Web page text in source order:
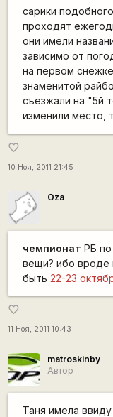
сарики
проходят
они имели
зависимо от
на первом
знаменитой
съезжали на "5й
изменили место,
favorite_border
10 Ноя, 2011 21:45
Oza
чемпионат РБ
вещи? ибо вроде
быть 22-23
favorite_border
11 Ноя, 2011 10:43
matroskinby
Автор
Таня имела